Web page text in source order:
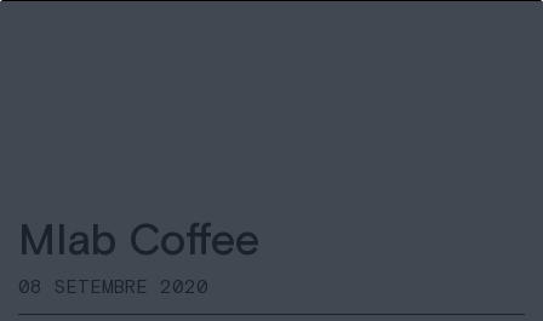
Mlab Coffee
08 SETEMBRE 2020